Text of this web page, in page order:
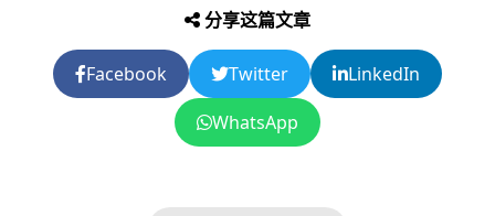
分享这篇文章
Facebook Twitter
LinkedIn
WhatsApp